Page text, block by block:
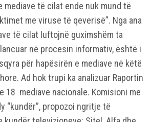
mediave të cilat ende nuk mund të
me viruse të qeverisë”. Nga ana
të cilat luftojnë guximshëm ta
në procesin informativ, është i
për hapësirën e mediave në këtë
Ad hok trupi ka analizuar Raportin
18 mediave nacionale. Komisioni me
“kundër”, propozoi ngritje të